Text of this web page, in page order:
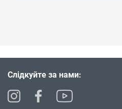
Слідкуйте за нами: